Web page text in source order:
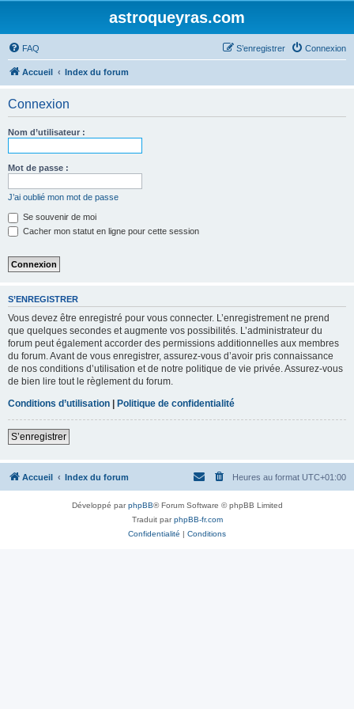
astroqueyras.com
FAQ Connexion
S’enregistrer
Accueil Index du forum
Connexion
Nom d’utilisateur :
Mot de passe :
J’ai oublié mon mot de passe
Se souvenir de moi
Cacher mon statut en ligne pour cette session
S’ENREGISTRER
Vous devez être enregistré pour vous connecter. L’enregistrement ne prend
que quelques secondes et augmente vos possibilités. L’administrateur du
forum peut également accorder des permissions additionnelles aux membres
du forum. Avant de vous enregistrer, assurez-vous d’avoir pris connaissance
de nos conditions d’utilisation et de notre politique de vie privée. Assurez-vous
de bien lire tout le règlement du forum.
Conditions d’utilisation | Politique de confidentialité
S’enregistrer
Accueil Index du forum Heures au format UTC+01:00
Développé parphpBB® Forum Software © phpBB Limited
Traduit parphpBB-fr.com
Confidentialité | Conditions